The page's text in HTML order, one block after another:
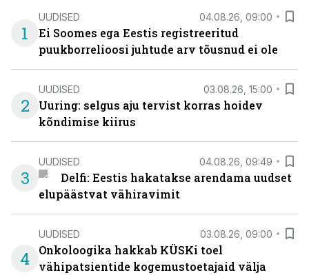
1
UUDISED 04.08.26, 09:00
Ei Soomes ega Eestis registreeritud
puukborrelioosi juhtude arv tõusnud ei ole
2
UUDISED 03.08.26, 15:00
Uuring: selgus aju tervist korras hoidev
kõndimise kiirus
3
UUDISED 04.08.26, 09:49
Delfi: Eestis hakatakse arendama uudset
elupäästvat vähiravimit
4
UUDISED 03.08.26, 09:00
Onkoloogika hakkab KÜSKi toel
vähipatsientide kogemustoetajaid välja